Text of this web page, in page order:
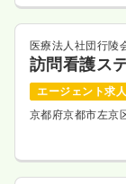
医療法人社団行陵
訪問看護ス
エージェント求人
京都府京都市左京